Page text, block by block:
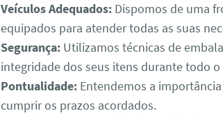
Veículos Adequados:Dispomos de uma
equipados para atender todas as suas
Segurança:Utilizamos técnicas de
integridade dos seus itens durante todo
Pontualidade:Entendemos a
cumprir os prazos acordados.